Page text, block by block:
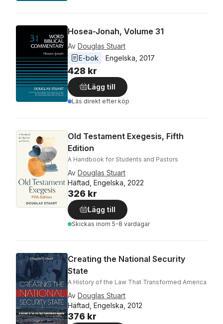
Hosea-Jonah, Volume 31
Av Douglas Stuart
E-bok
Engelska 2017
428 kr
Lägg till
Läs direkt efter köp
Old Testament Exegesis, Fifth
Edition
A Handbook for Students and Pastors
Av Douglas Stuart
Häftad, Engelska, 2022
326 kr
Lägg till
Skickas inom 5-8 vardagar
Creating the National Security
State
A History of the Law That Transformed America
Av Douglas Stuart
Häftad, Engelska, 2012
376 kr